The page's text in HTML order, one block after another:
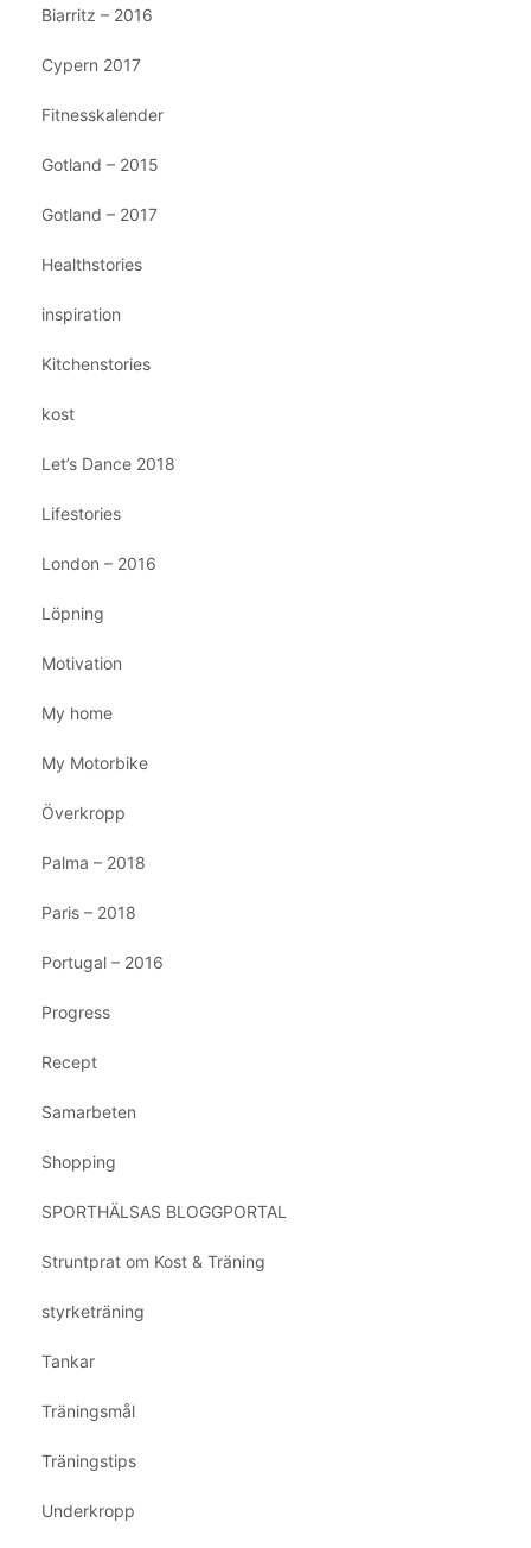
Biarritz – 2016
Cypern 2017
Fitnesskalender
Gotland – 2015
Gotland – 2017
Healthstories
inspiration
Kitchenstories
kost
Let’s Dance 2018
Lifestories
London – 2016
Löpning
Motivation
My home
My Motorbike
Överkropp
Palma – 2018
Paris – 2018
Portugal – 2016
Progress
Recept
Samarbeten
Shopping
SPORTHÄLSAS BLOGGPORTAL
Struntprat om Kost & Träning
styrketräning
Tankar
Träningsmål
Träningstips
Underkropp